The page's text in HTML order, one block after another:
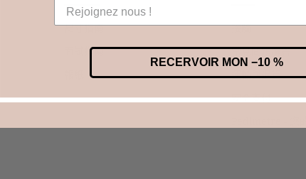
尺寸指南
面試指南
接觸
常見問題解答
運輸與退貨
安全支付
RECERVOIR MON −10 %